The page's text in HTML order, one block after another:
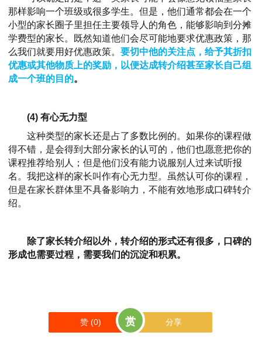
那样影响一个班级或很多学生。但是，他们通常都会在一个
小型的家长圈子里担任主要领导人的角色，能够影响到分摊
学费型的家长。既然知道他们会尽可能地要求优惠政策，那
么我们就要用好优惠政策。 要切中他的关注点，给予其折扣
优惠或其他物质上的奖励，以便达成转介绍甚至家长自己组
成一个班的目的。
(4) 有心无力型
这种类型的家长还是占了多数比例的。如果你的课程做
得不错，是会得到大部分家长的认可的，他们也愿意把你的
课程推荐给别人；但是他们没有能力说服别人过来试听报
名。我把这样的家长叫作有心无力型。
虽然认可你的课程，
但是在家长群体里不具备影响力，不能有效地形成口碑转介
绍。
除了家长转介绍以外，转介绍的形式还有很多，口碑的
形成也需要过程，需要我们的沉淀和积累。
赞 (0) 赏 分享